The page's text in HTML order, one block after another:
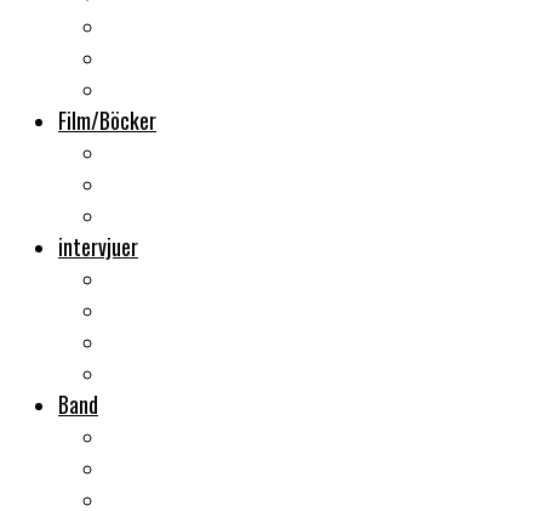
Film/Böcker
intervjuer
Band